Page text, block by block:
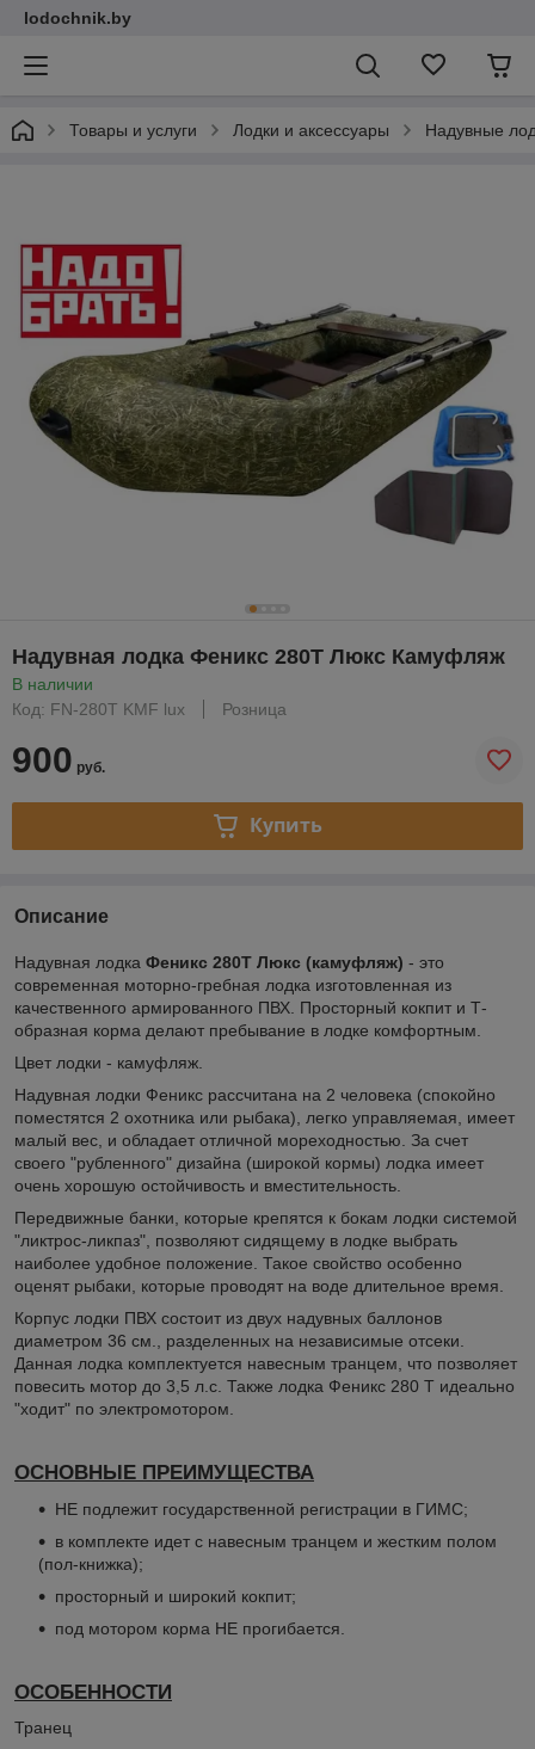
lodochnik.by
Товары и услуги Лодки и аксессуары Надувные
Надувная лодка Феникс 280Т Люкс Камуфляж
В наличии
Код: FN-280Т KMF lux
Розница
900 руб.
Купить
Описание
Надувная лодка Феникс 280Т Люкс (камуфляж) - это
современная моторно-гребная лодка изготовленная из
качественного армированного ПВХ. Просторный кокпит и Т-
образная корма делают пребывание в лодке комфортным.
Цвет лодки - камуфляж.
Надувная лодки Феникс рассчитана на 2 человека (спокойно
поместятся 2 охотника или рыбака), легко управляемая, имеет
малый вес, и обладает отличной мореходностью. За счет
своего "рубленного" дизайна (широкой кормы) лодка имеет
очень хорошую остойчивость и вместительность.
Передвижные банки, которые крепятся к бокам лодки системой
"ликтрос-ликпаз", позволяют сидящему в лодке выбрать
наиболее удобное положение. Такое свойство особенно
оценят рыбаки, которые проводят на воде длительное время.
Корпус лодки ПВХ состоит из двух надувных баллонов
диаметром 36 см., разделенных на независимые отсеки.
Данная лодка комплектуется навесным транцем, что позволяет
повесить мотор до 3,5 л.с. Также лодка Феникс 280 Т идеально
"ходит" по электромотором.
ОСНОВНЫЕ ПРЕИМУЩЕСТВА
НЕ подлежит государственной регистрации в ГИМС;
в комплекте идет с навесным транцем и жестким полом
(пол-книжка);
просторный и широкий кокпит;
под мотором корма НЕ прогибается.
ОСОБЕННОСТИ
Транец